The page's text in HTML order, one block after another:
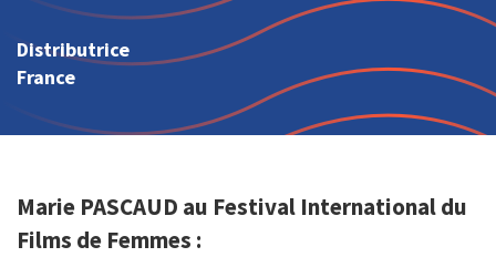
Distributrice
France
Marie PASCAUD au Festival International du
Films de Femmes :